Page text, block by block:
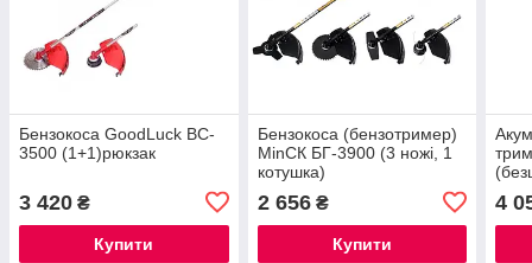
Бензокоса GoodLuck BC-
3500 (1+1)рюкзак
3 420 ₴
Купити
Бензокоса (бензотример)
MinСК БГ-3900 (3 ножі, 1
котушка)
2 656₴
Купити
+
4